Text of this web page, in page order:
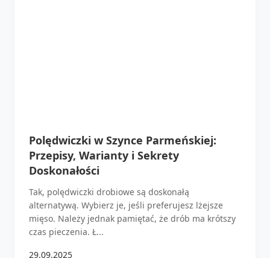
Polędwiczki w Szynce Parmeńskiej:
Przepisy, Warianty i Sekrety
Doskonałości
Tak, polędwiczki drobiowe są doskonałą
alternatywą. Wybierz je, jeśli preferujesz lżejsze
mięso. Należy jednak pamiętać, że drób ma krótszy
czas pieczenia. Ł...
29.09.2025